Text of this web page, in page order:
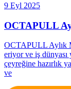
9 Eyl 2025
OCTAPULL
OCTAPULL Aylık
eriyor ve iş dünyası
çeyreğine hazırlık
ve